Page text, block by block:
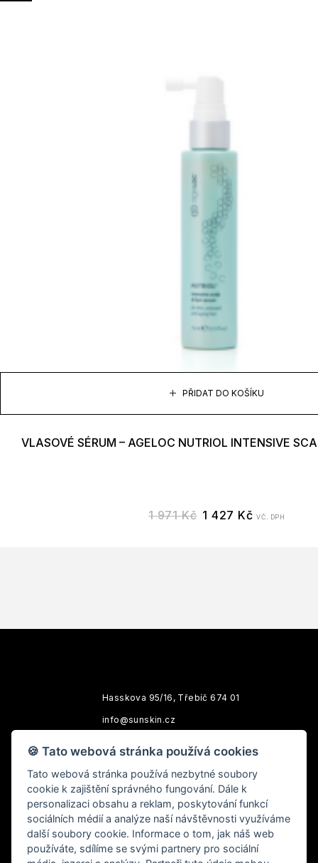
PŘIDAT DO KOŠÍKU
VLASOVÉ SÉRUM – AGELOC NUTRIOL INTENSIVE
1 971Kč 1 427 Kč VČ. DPH
Hasskova 95/16, Třebíč 674 01
info@sunskin.cz
🍪 Tato webová stránka používá cookies
Tato webová stránka používá nezbytné soubory
cookie k zajištění správného fungování. Dále k
personalizaci obsahu a reklam, poskytování funkcí
sociálních médií a analýze naší návštěvnosti využíváme
další soubory cookie. Informace o tom, jak náš web
používáte, sdílíme se svými partnery pro sociální